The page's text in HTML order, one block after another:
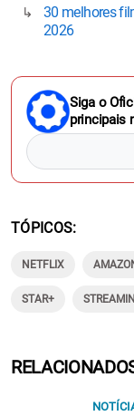
30 melhores
2026
Siga o
principais
TÓPICOS
NETFLIX
STAR+